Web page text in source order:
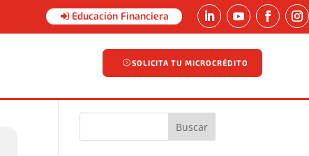
Educación Financiera
SOLICITA TU MICROCRÉDITO
SOLICITA TU MICROCRÉDITO
Buscar